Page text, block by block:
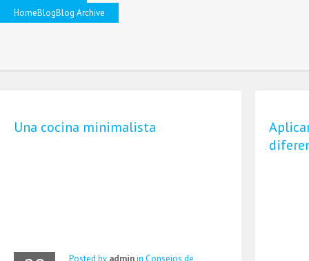
HomeBlogBlog Archive
Una cocina minimalista
Posted by adminin Consejos de